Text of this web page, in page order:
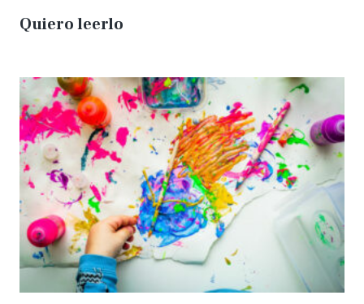
Quiero leerlo
de
FSE
en
WordPress
para
mejorar
el
rendimiento
y
el